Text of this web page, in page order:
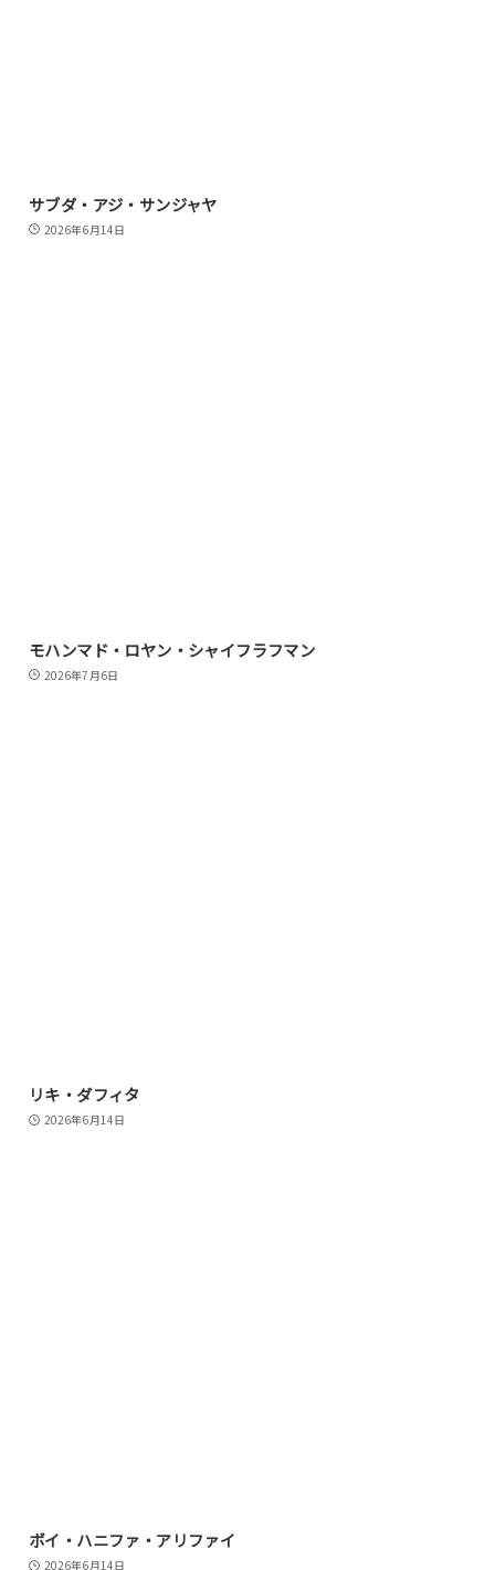
サブダ・アジ・サンジャヤ
2026年6月14日
モハンマド・ロヤン・シャイフラフマン
2026年7月6日
リキ・ダフィタ
2026年6月14日
ボイ・ハニファ・アリファイ
2026年6月14日